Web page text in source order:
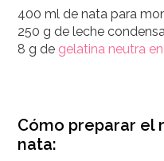
400 ml de nata para
250 g de leche
8 g de gelatina neutra
Cómo preparar el
nata: